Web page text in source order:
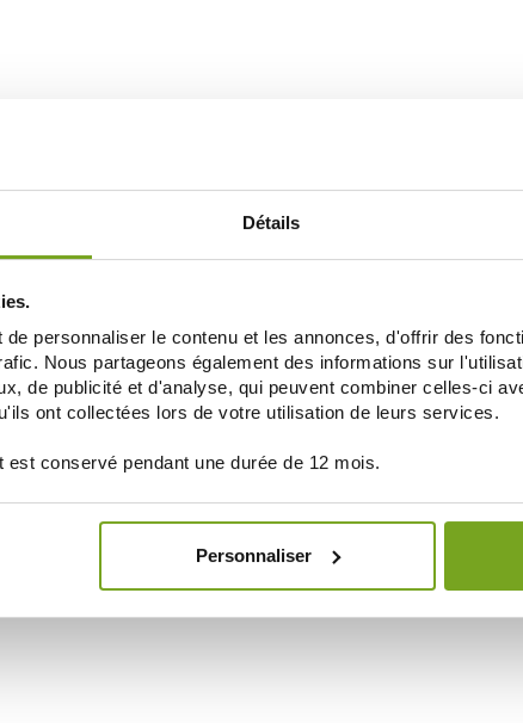
Détails
personnaliser le contenu et les annonces, d'offrir des
Nous partageons également des informations sur
de publicité et d'analyse, qui peuvent combiner celles-ci
ont collectées lors de votre utilisation de leurs services.
conservé pendant une durée de 12 mois.
Personnaliser